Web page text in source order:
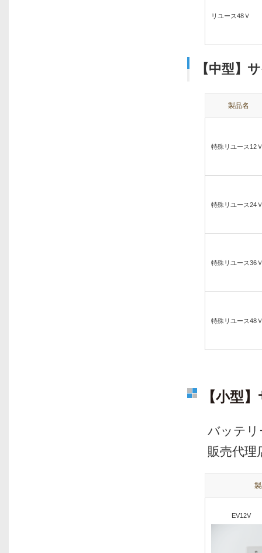
リユース48Ｖ
【中型】
製品名
特殊リユース12
特殊リユース24
特殊リユース36
特殊リユース48
【小型
バッテリ
販売代理
EV12V